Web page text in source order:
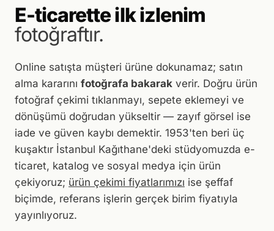
E-ticarette ilk izlenim
fotoğraftır.
Online satışta müşteri ürüne dokunamaz; satın
alma kararını fotoğrafa bakarak verir. Doğru ürün
fotoğraf çekimi tıklanmayı, sepete eklemeyi ve
dönüşümü doğrudan yükseltir — zayıf görsel ise
iade ve güven kaybı demektir. 1953'ten beri üç
kuşaktır İstanbul Kağıthane'deki stüdyomuzda e-
ticaret, katalog ve sosyal medya için ürün
çekiyoruz; ürün çekimi fiyatlarımızı ise şeffaf
biçimde, referans işlerin gerçek birim fiyatıyla
yayınlıyoruz.